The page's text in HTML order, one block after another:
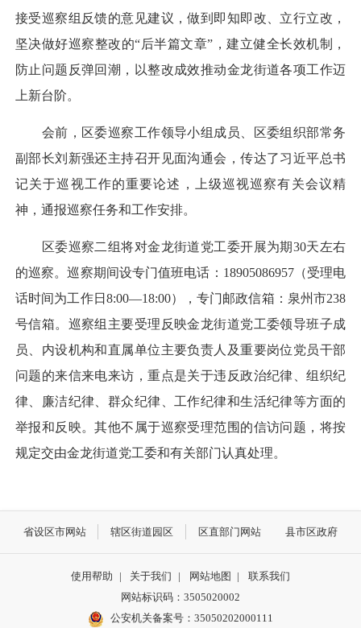
接受巡察组反馈的意见建议，做到即知即改、立行立改，
坚决做好巡察整改的“后半篇文章”，建立健全长效机制，
防止问题反弹回潮，以整改成效推动金龙街道各项工作迈
上新台阶。
会前，区委巡察工作领导小组成员、区委组织部常务
副部长刘新强还主持召开见面沟通会，传达了习近平总书
记关于巡视工作的重要论述，上级巡视巡察有关会议精
神，通报巡察任务和工作安排。
区委巡察二组将对金龙街道党工委开展为期30天左右
的巡察。巡察期间设专门值班电话：18905086957（受理电
话时间为工作日8:00—18:00），专门邮政信箱：泉州市238
号信箱。巡察组主要受理反映金龙街道党工委领导班子成
员、内设机构和直属单位主要负责人及重要岗位党员干部
问题的来信来电来访，重点是关于违反政治纪律、组织纪
律、廉洁纪律、群众纪律、工作纪律和生活纪律等方面的
举报和反映。其他不属于巡察受理范围的信访问题，将按
规定交由金龙街道党工委和有关部门认真处理。
省设区市网站 辖区街道园区 区直部门网站 县市区政府
使用帮助 | 关于我们 | 网站地图 |
联系我们
网站标识码：3505020002
公安机关备案号：35050202000111